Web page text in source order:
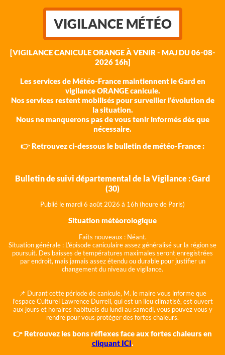
VIGILANCE MÉTÉO
[VIGILANCE CANICULE ORANGE À VENIR - MAJ DU 06-08-
2026 16h]
Les services de Météo-France maintiennent le Gard en
vigilance ORANGE canicule.
Nos services restent mobilisés pour surveiller l'évolution de
la situation.
Nous ne manquerons pas de vous tenir informés dès que
nécessaire.
👉 Retrouvez ci-dessous le bulletin de météo-France :
Bulletin de suivi départemental de la Vigilance : Gard
(30)
Publié le mardi 6 août 2026 à 16h (heure de Paris)
Situation météorologique
Faits nouveaux : Néant.
Situation générale : L'épisode caniculaire assez généralisé sur la région se
poursuit. Des baisses de températures maximales seront enregistrées
par endroit, mais jamais assez étendu ou durable pour justifier un
changement du niveau de vigilance.
📌 Durant cette période de canicule, M. le maire vous informe que
l'espace Culturel Lawrence Durrell, qui est un lieu climatisé, est ouvert
aux jours et horaires habituels du lundi au samedi, vous pouvez vous y
rendre pour vous protéger des fortes chaleurs.
👉 Retrouvez les bons réflexes face aux fortes chaleurs en
cliquant ICI.